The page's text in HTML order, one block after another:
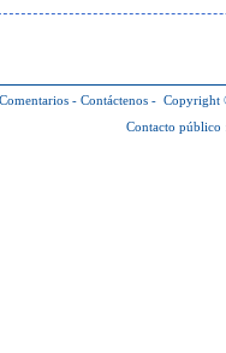
Comentarios - Contáctenos - Copyright
Contacto público :